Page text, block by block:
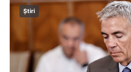
Știri